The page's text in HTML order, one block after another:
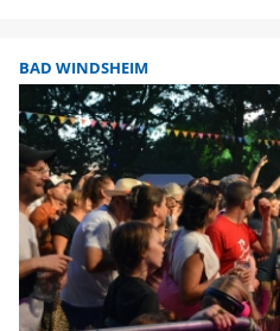
BAD WINDSHEIM